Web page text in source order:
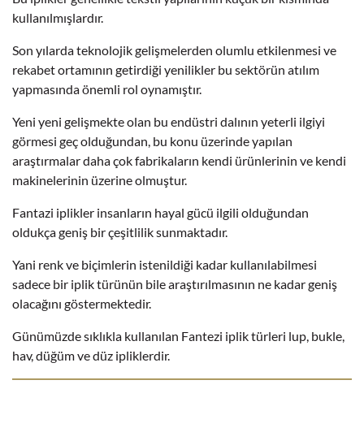
kullanılmışlardır.
Son yılarda teknolojik gelişmelerden olumlu etkilenmesi ve
rekabet ortamının getirdiği yenilikler bu sektörün atılım
yapmasında önemli rol oynamıştır.
Yeni yeni gelişmekte olan bu endüstri dalının yeterli ilgiyi
görmesi geç olduğundan, bu konu üzerinde yapılan
araştırmalar daha çok fabrikaların kendi ürünlerinin ve kendi
makinelerinin üzerine olmuştur.
Fantazi iplikler insanların hayal gücü ilgili olduğundan
oldukça geniş bir çeşitlilik sunmaktadır.
Yani renk ve biçimlerin istenildiği kadar kullanılabilmesi
sadece bir iplik türünün bile araştırılmasının ne kadar geniş
olacağını göstermektedir.
Günümüzde sıklıkla kullanılan Fantezi iplik türleri lup, bukle,
hav, düğüm ve düz ipliklerdir.